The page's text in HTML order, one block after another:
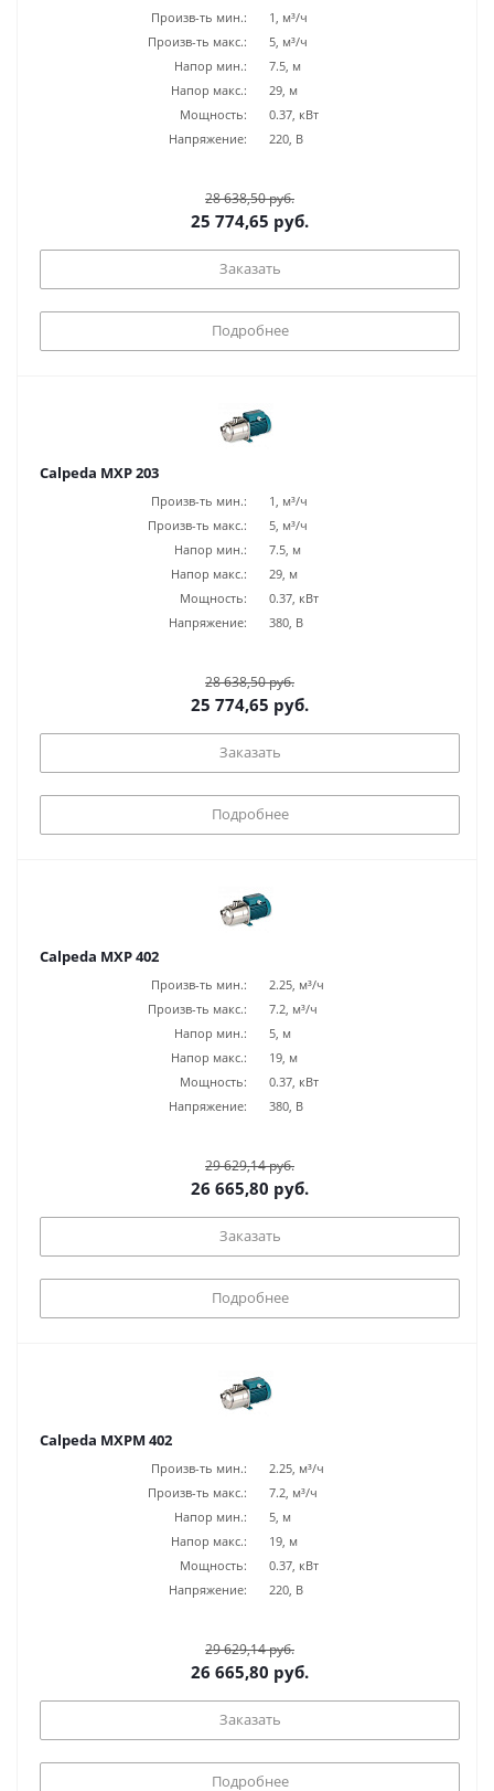
Произв-ть мин.:
1, м³/ч
Произв-ть макс.:
5, м³/ч
Напор мин.:
7.5, м
Напор макс.:
29, м
Мощность:
0.37, кВт
Напряжение:
220, В
28 638,50 руб.
25 774,65 руб.
Заказать
Подробнее
Calpeda MXP 203
Произв-ть мин.:
1, м³/ч
Произв-ть макс.:
5, м³/ч
Напор мин.:
7.5, м
Напор макс.:
29, м
Мощность:
0.37, кВт
Напряжение:
380, В
28 638,50 руб.
25 774,65 руб.
Заказать
Подробнее
Calpeda MXP 402
Произв-ть мин.:
2.25, м³/ч
Произв-ть макс.:
7.2, м³/ч
Напор мин.:
5, м
Напор макс.:
19, м
Мощность:
0.37, кВт
Напряжение:
380, В
29 629,14 руб.
26 665,80 руб.
Заказать
Подробнее
Calpeda MXPM 402
Произв-ть мин.:
2.25, м³/ч
Произв-ть макс.:
7.2, м³/ч
Напор мин.:
5, м
Напор макс.:
19, м
Мощность:
0.37, кВт
Напряжение:
220, В
29 629,14 руб.
26 665,80 руб.
Заказать
Подробнее